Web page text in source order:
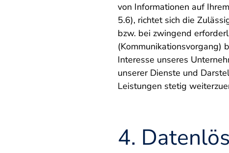
von Informationen auf
5.6), richtet sich die
bzw. bei zwingend
(Kommunikationsvorgang)
Interesse unseres
unserer Dienste und
Leistungen stetig
4.